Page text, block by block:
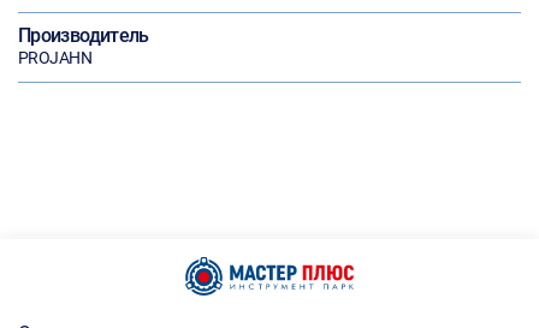
Производитель
PROJAHN